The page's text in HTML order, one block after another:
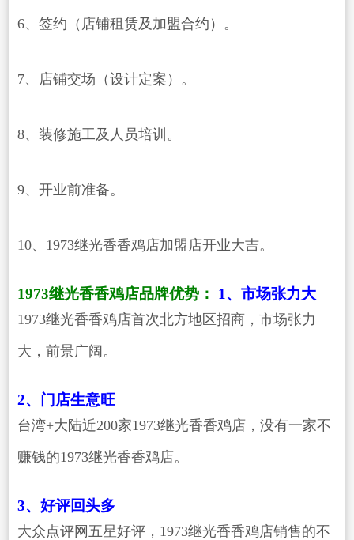
6、签约（店铺租赁及加盟合约）。
7、店铺交场（设计定案）。
8、装修施工及人员培训。
9、开业前准备。
10、1973继光香香鸡店加盟店开业大吉。
1973继光香香鸡店品牌优势： 1、市场张力大
1973继光香香鸡店首次北方地区招商，市场张力
大，前景广阔。
2、门店生意旺
台湾+大陆近200家1973继光香香鸡店，没有一家不
赚钱的1973继光香香鸡店。
3、好评回头多
大众点评网五星好评，1973继光香香鸡店销售的不